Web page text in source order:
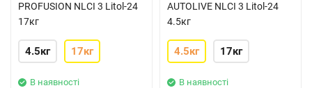
PROFUSION NLCI 3 Litol-24
17кг
4.5кг 17кг
В наявності
AUTOLIVE NLCI 3 Litol-24
4.5кг
4.5кг 17кг
В наявності